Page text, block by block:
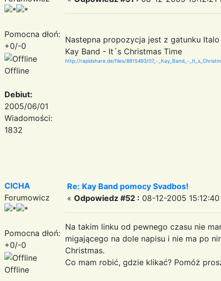
Pomocna dłoń:
+0/-0
Offline
Debiut:
2005/06/01
Wiadomości:
1832
Nastepna propozycja jest z gatunku
Kay Band - It´s Christmas Time
http://rapidshare.de/files/8815493/07_-_Kay_Band_-
CICHA
Forumowicz
Pomocna dłoń:
+0/-0
Offline
Re: Kay Band pomocy Svadbos!
« Odpowiedz #52 : 08-12-2005
Na takim linku od pewnego czasu nie
migającego na dole napisu i nie ma po
Christmas.
Co mam robić, gdzie klikać? Pomóż